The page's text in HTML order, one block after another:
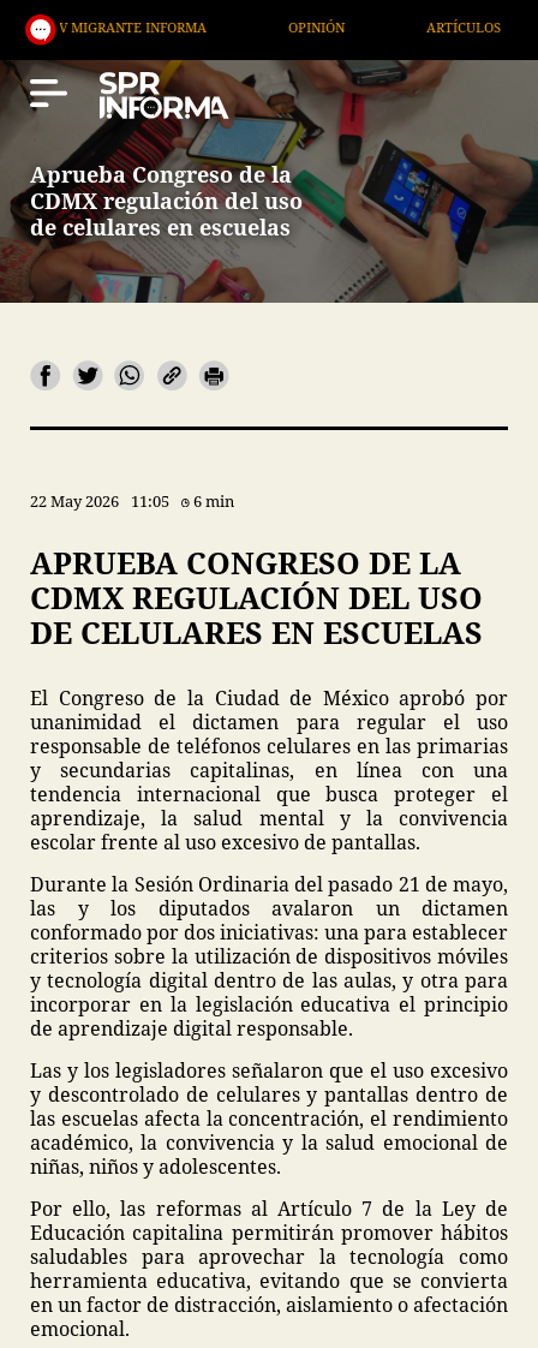
INFORMA OPINIÓN ARTÍCULOS
Aprueba Congreso de la
CDMX regulación del uso
de celulares en escuelas
22 May 2026 11:05 6 min
APRUEBA CONGRESO DE LA
CDMX REGULACIÓN DEL USO
DE CELULARES EN ESCUELAS
El Congreso de la Ciudad de México aprobó por
unanimidad el dictamen para regular el uso
responsable de teléfonos celulares en las primarias
y secundarias capitalinas, en línea con una
tendencia internacional que busca proteger el
aprendizaje, la salud mental y la convivencia
escolar frente al uso excesivo de pantallas.
Durante la Sesión Ordinaria del pasado 21 de mayo,
las y los diputados avalaron un dictamen
conformado por dos iniciativas: una para establecer
criterios sobre la utilización de dispositivos móviles
y tecnología digital dentro de las aulas, y otra para
incorporar en la legislación educativa el principio
de aprendizaje digital responsable.
Las y los legisladores señalaron que el uso excesivo
y descontrolado de celulares y pantallas dentro de
las escuelas afecta la concentración, el rendimiento
académico, la convivencia y la salud emocional de
niñas, niños y adolescentes.
Por ello, las reformas al Artículo 7 de la Ley de
Educación capitalina permitirán promover hábitos
saludables para aprovechar la tecnología como
herramienta educativa, evitando que se convierta
en un factor de distracción, aislamiento o afectación
emocional.